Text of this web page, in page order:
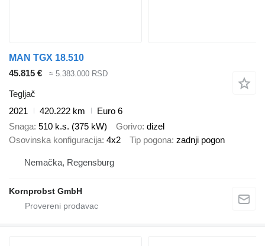
MAN TGX 18.510
45.815 €
≈ 5.383.000 RSD
Tegljač
2021
420.222 km
Euro 6
Snaga 510 k.s. (375 kW) Gorivo dizel
Osovinska konfiguracija 4x2 Tip pogona zadnji pogon
Nemačka, Regensburg
Kornprobst GmbH